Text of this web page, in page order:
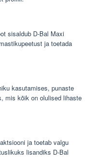
sisaldub D-Bal Maxi
ja toetada
kasutamises, punaste
mis kõik on olulised lihaste
ja toetab valgu
lisandiks D-Bal